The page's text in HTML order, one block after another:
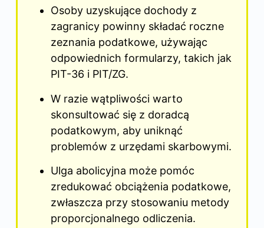
Osoby uzyskujące dochody z
zagranicy powinny składać roczne
zeznania podatkowe, używając
odpowiednich formularzy, takich jak
PIT-36 i PIT/ZG.
W razie wątpliwości warto
skonsultować się z doradcą
podatkowym, aby uniknąć
problemów z urzędami skarbowymi.
Ulga abolicyjna może pomóc
zredukować obciążenia podatkowe,
zwłaszcza przy stosowaniu metody
proporcjonalnego odliczenia.